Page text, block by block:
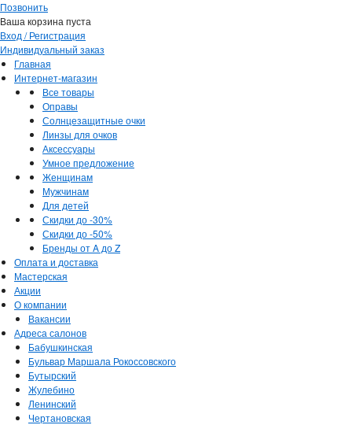
Позвонить
Ваша корзина пуста
Вход / Регистрация
Индивидуальный заказ
Главная
Интернет-магазин
Все товары
Оправы
Солнцезащитные очки
Линзы для очков
Аксессуары
Умное предложение
Женщинам
Мужчинам
Для детей
Скидки до -30%
Скидки до -50%
Бренды от A до Z
Оплата и доставка
Мастерская
Акции
О компании
Вакансии
Адреса салонов
Бабушкинская
Бульвар Маршала Рокоссовского
Бутырский
Жулебино
Ленинский
Чертановская